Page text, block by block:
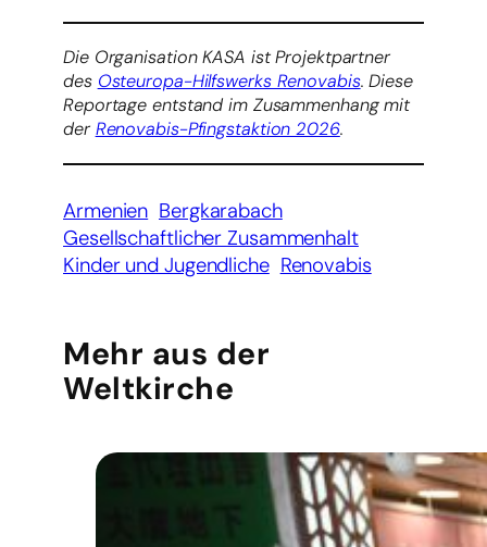
Die Organisation KASA ist Projektpartner
des Osteuropa-Hilfswerks Renovabis. Diese
Reportage entstand im Zusammenhang mit
der Renovabis-Pfingstaktion 2026.
Armenien Bergkarabach
Gesellschaftlicher Zusammenhalt
Kinder und Jugendliche Renovabis
Mehr aus der
Weltkirche